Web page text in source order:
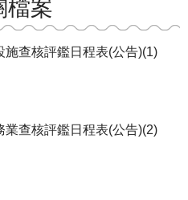
檔案
查核評鑑日程表(公告)(1)
查核評鑑日程表(公告)(2)